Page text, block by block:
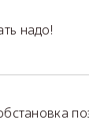
надо!